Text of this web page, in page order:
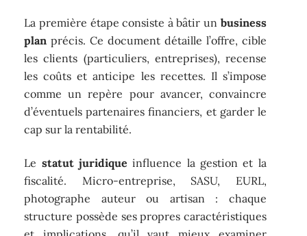
La première étape consiste à bâtir un business
plan précis. Ce document détaille l’offre, cible
les clients (particuliers, entreprises), recense
les coûts et anticipe les recettes. Il s’impose
comme un repère pour avancer, convaincre
d’éventuels partenaires financiers, et garder le
cap sur la rentabilité.
Le statut juridique influence la gestion et la
fiscalité. Micro-entreprise, SASU, EURL,
photographe auteur ou artisan : chaque
structure possède ses propres caractéristiques